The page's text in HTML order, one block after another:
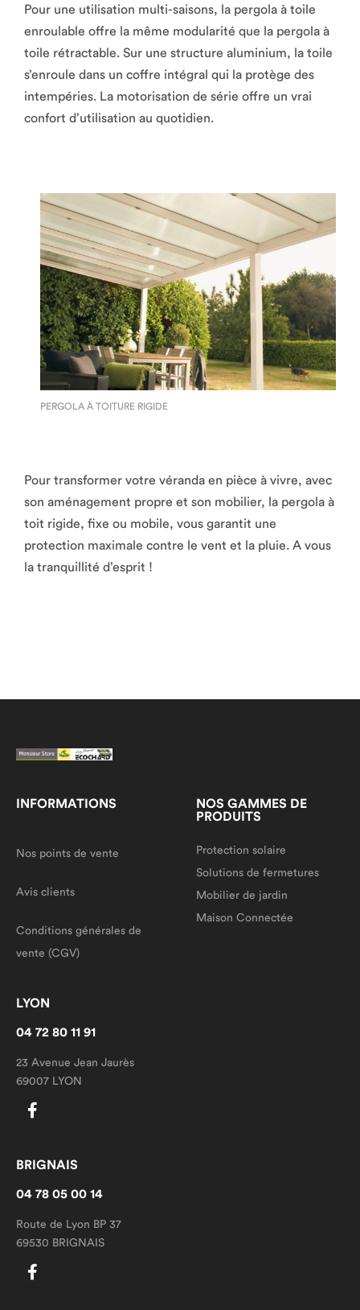
Pour une utilisation multi-saisons, la pergola à toile
enroulable offre la même modularité que la pergola à
toile rétractable. Sur une structure aluminium, la toile
s’enroule dans un coffre intégral qui la protège des
intempéries. La motorisation de série offre un vrai
confort d’utilisation au quotidien.
PERGOLA À TOITURE RIGIDE
Pour transformer votre véranda en pièce à vivre, avec
son aménagement propre et son mobilier, la pergola à
toit rigide, fixe ou mobile, vous garantit une
protection maximale contre le vent et la pluie. A vous
la tranquillité d’esprit !
INFORMATIONS
Nos points de vente
Avis clients
Conditions générales de
vente (CGV)
NOS GAMMES DE
PRODUITS
Protection solaire
Solutions de fermetures
Mobilier de jardin
Maison Connectée
LYON
04 72 80 11 91
23 Avenue Jean Jaurès
69007 LYON
BRIGNAIS
04 78 05 00 14
Route de Lyon BP 37
69530 BRIGNAIS